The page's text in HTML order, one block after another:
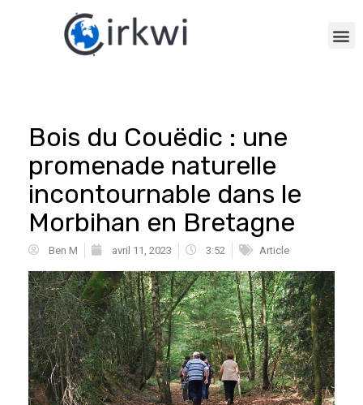
Bois du Couëdic : une
promenade naturelle
incontournable dans le
Morbihan en Bretagne
Ben M avril 11, 2023 3:52 Article